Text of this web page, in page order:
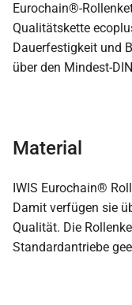
Eurochain®-
Qualitätskette
Dauerfestigkeit und
über den Mindest-
Material
IWIS Eurochain®
Damit verfügen sie
Qualität. Die
Standardantriebe